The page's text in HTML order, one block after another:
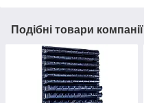
Подібні товари компанії